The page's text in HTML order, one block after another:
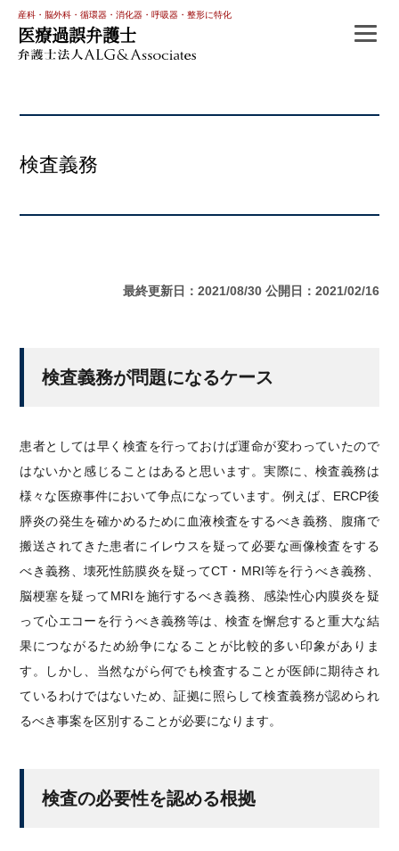
産科・脳外科・循環器・消化器・呼吸器・整形に特化
医療過誤弁護士
検査義務
最終更新日：2021/08/30 公開日：2021/02/16
検査義務が問題になるケース
患者としては早く検査を行っておけば運命が変わっていたので
はないかと感じることはあると思います。実際に、検査義務は
様々な医療事件において争点になっています。例えば、ERCP後
膵炎の発生を確かめるために血液検査をするべき義務、腹痛で
搬送されてきた患者にイレウスを疑って必要な画像検査をする
べき義務、壊死性筋膜炎を疑ってCT・MRI等を行うべき義務、
脳梗塞を疑ってMRIを施行するべき義務、感染性心内膜炎を疑
って心エコーを行うべき義務等は、検査を懈怠すると重大な結
果につながるため紛争になることが比較的多い印象がありま
す。しかし、当然ながら何でも検査することが医師に期待され
ているわけではないため、証拠に照らして検査義務が認められ
るべき事案を区別することが必要になります。
検査の必要性を認める根拠